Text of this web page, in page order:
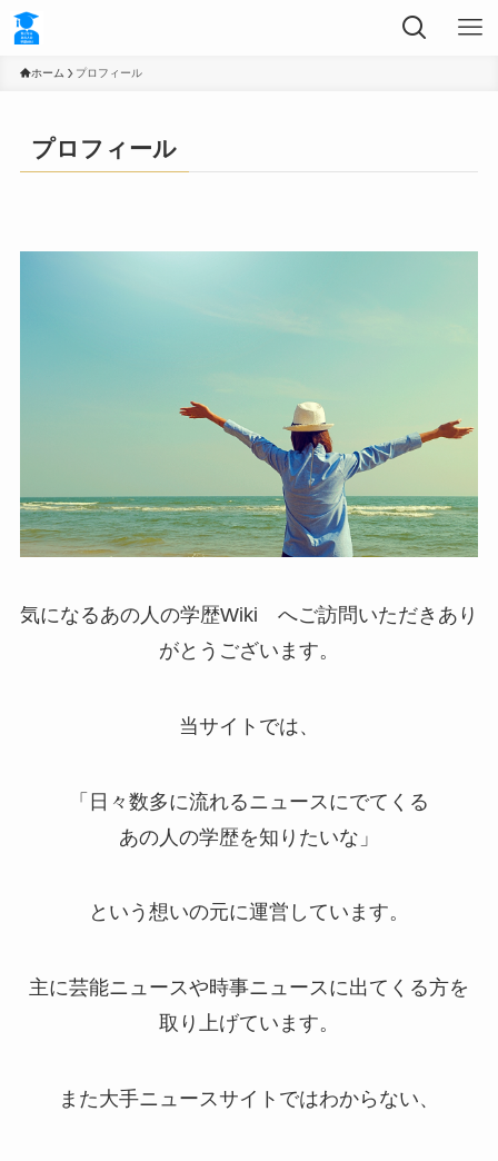
ホーム プロフィール
プロフィール
気になるあの人の学歴Wiki へご訪問いただきあり
がとうございます。
当サイトでは、
「日々数多に流れるニュースにでてくる
あの人の学歴を知りたいな 」
という想いの元に運営しています。
主に芸能ニュースや時事ニュースに出てくる方を
取り上げています。
また大手ニュースサイトではわからない、